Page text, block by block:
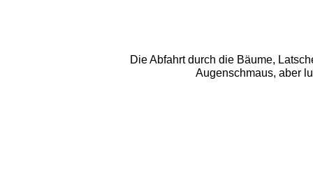
Die Abfahrt durch die Bäume,
Augenschmaus, aber